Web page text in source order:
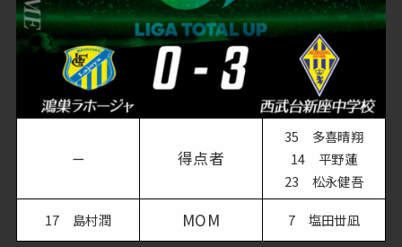
ー 得点者
35 多喜晴翔
14 平野蓮
23 松永健吾
17 島村潤 MOM 7 塩田丗凪